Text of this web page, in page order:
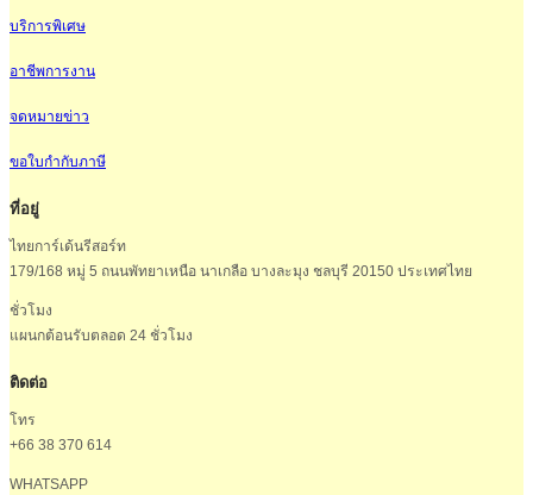
บริการพิเศษ
อาชีพการงาน
จดหมายข่าว
ขอใบกำกับภาษี
ที่อยู่
ไทยการ์เด้นรีสอร์ท
179/168 หมู่ 5 ถนนพัทยาเหนือ นาเกลือ บางละมุง ชลบุรี 20150 ประเทศไทย
ชั่วโมง
แผนกต้อนรับตลอด 24 ชั่วโมง
ติดต่อ
โทร
+66 38 370 614
WHATSAPP